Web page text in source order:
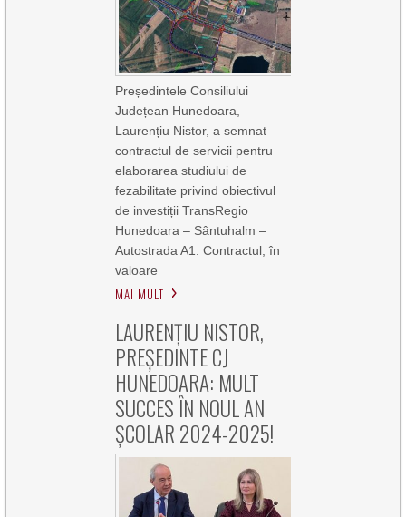
Președintele Consiliului
Județean Hunedoara,
Laurențiu Nistor, a semnat
contractul de servicii pentru
elaborarea studiului de
fezabilitate privind obiectivul
de investiții TransRegio
Hunedoara – Sântuhalm –
Autostrada A1. Contractul, în
valoare
MAI MULT
LAURENȚIU NISTOR,
PREȘEDINTE CJ
HUNEDOARA: MULT
SUCCES ÎN NOUL AN
ȘCOLAR 2024-2025!